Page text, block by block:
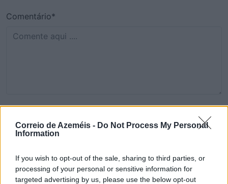
Correio de Azeméis - Do Not Process My Personal
Information
If you wish to opt-out of the sale, sharing to third parties, or
processing of your personal or sensitive information for
targeted advertising by us, please use the below opt-out
Comentário*
Comentar